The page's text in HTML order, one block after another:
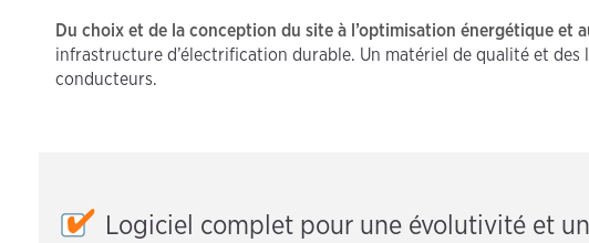
Du choix et de la conception du site à l’optimisation énergétique et
infrastructure d’électrification durable. Un matériel de qualité et
conducteurs.
Logiciel complet pour une évolutivité et